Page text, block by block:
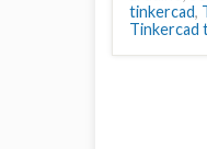
tinkercad,
Tinkercad